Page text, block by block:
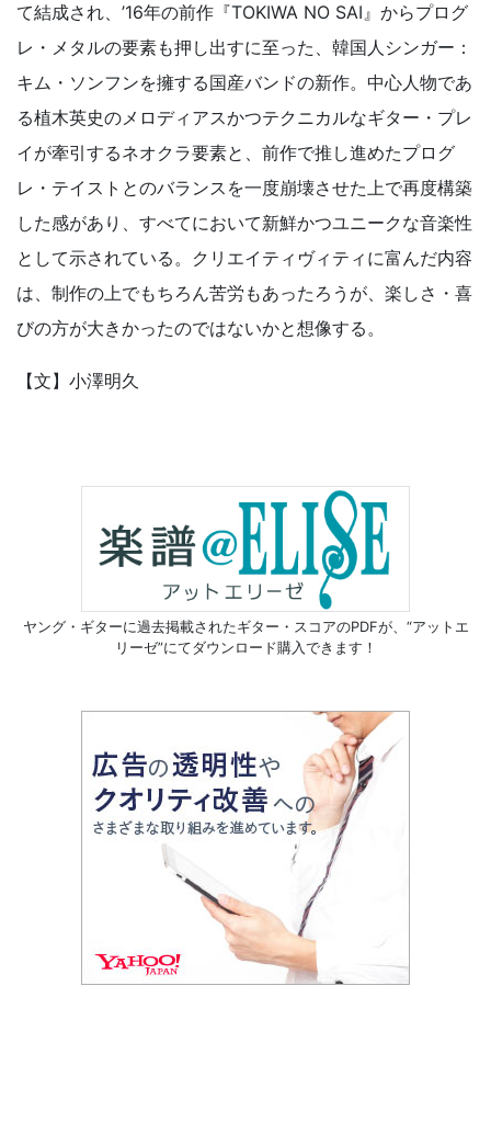
て結成され、’16年の前作『TOKIWA NO SAI』からプログ
レ・メタルの要素も押し出すに至った、韓国人シンガー：
キム・ソンフンを擁する国産バンドの新作。中心人物であ
る植木英史のメロディアスかつテクニカルなギター・プレ
イが牽引するネオクラ要素と、前作で推し進めたプログ
レ・テイストとのバランスを一度崩壊させた上で再度構築
した感があり、すべてにおいて新鮮かつユニークな音楽性
として示されている。クリエイティヴィティに富んだ内容
は、制作の上でもちろん苦労もあったろうが、楽しさ・喜
びの方が大きかったのではないかと想像する。
【文】小澤明久
ヤング・ギターに過去掲載されたギター・スコアのPDFが、 “アットエ
リーゼ”にてダウンロード購入できます！